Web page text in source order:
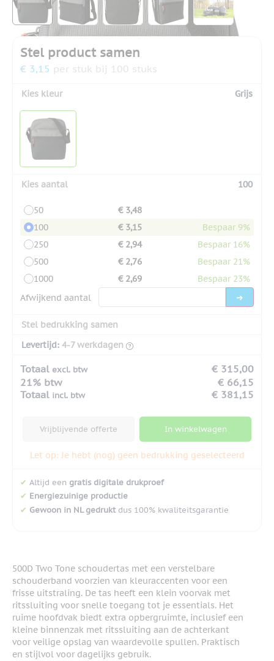
Stel product samen
€ 3,15 per stuk bij 100 stuks
Kies kleur Grijs
Kies aantal 100
50
€ 3,48
100
€ 3,15
Bespaar 9%
250
€ 2,94
Bespaar 16%
500
€ 2,76
Bespaar 21%
1000
€ 2,69
Bespaar 23%
Afwijkend aantal
Stel bedrukking samen
Levertijd: 4-7 werkdagen
Totaal excl. btw
€ 315,00
21% btw
€ 66,15
Totaal incl. btw € 381,15
Vrijblijvende offerte In winkelwagen
Let op: Je hebt (nog) geen bedrukking geselecteerd
✔ Altijd een gratis digitale drukproef
✔ Energiezuinige productie
✔ Gewoon in NL gedruktdus 100% kwaliteitsgarantie
500D Two Tone schoudertas met een verstelbare
schouderband voorzien van kleuraccenten voor een
frisse uitstraling. De tas heeft een klein voorvak met
ritssluiting voor snelle toegang tot je essentials. Het
ruime hoofdvak biedt extra opbergruimte, inclusief een
kleine binnenzak met ritssluiting aan de achterkant
voor veilige opslag van waardevolle spullen. Praktisch
en stijlvol voor dagelijks gebruik.